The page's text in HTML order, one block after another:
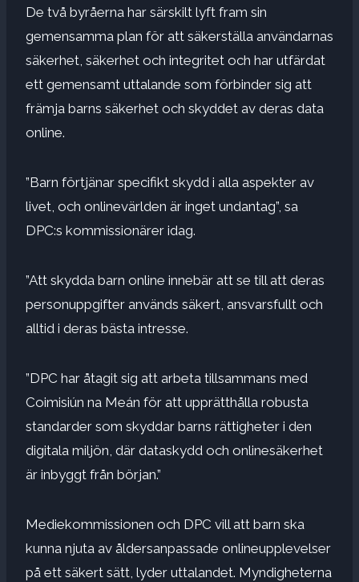
De två byråerna har särskilt lyft fram sin
gemensamma plan för att säkerställa användarnas
säkerhet, säkerhet och integritet och har utfärdat
ett gemensamt uttalande som förbinder sig att
främja barns säkerhet och skyddet av deras data
online.
”Barn förtjänar specifikt skydd i alla aspekter av
livet, och onlinevärlden är inget undantag”, sa
DPC:s kommissionärer idag.
”Att skydda barn online innebär att se till att deras
personuppgifter används säkert, ansvarsfullt och
alltid i deras bästa intresse.
”DPC har åtagit sig att arbeta tillsammans med
Coimisiún na Meán för att upprätthålla robusta
standarder som skyddar barns rättigheter i den
digitala miljön, där dataskydd och onlinesäkerhet
är inbyggt från början.”
Mediekommissionen och DPC vill att barn ska
kunna njuta av åldersanpassade onlineupplevelser
på ett säkert sätt, lyder uttalandet. Myndigheterna